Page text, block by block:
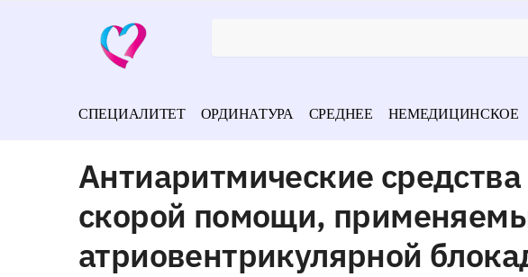
СПЕЦИАЛИТЕТ ОРДИНАТУРА СРЕДНЕЕ НЕМЕДИЦИНСКОЕ
Антиаритмические
скорой помощи,
атриовентрикулярной